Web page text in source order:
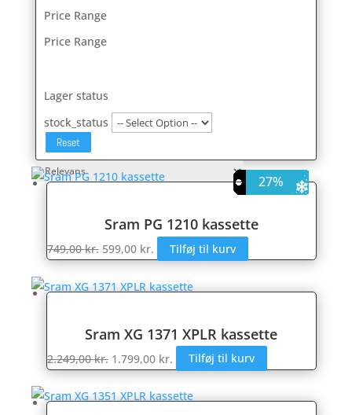
Price Range
Price Range
Lager status
stock_status
Reset
20%
Sram PG 1210 kassette
749,00kr. Den
oprindelige
pris
749,00 kr..
599,00 kr.Den
aktuelle
pris
599,00 kr..
Tilføj til kurv
20%
Sram XG 1371 XPLR kassette
2.249,00kr. Den
oprindelige
pris
1.799,00 kr. Den
aktuelle
pris
Tilføj til kurv
16%
19%
15%
7%
21%
25%
24%
27%
20%
27%